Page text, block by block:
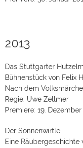
2013
Das Stuttgarter
Bühnenstück von Felix
Nach dem
Regie: Uwe Zellmer
Premiere: 19. Dezember
Der Sonnenwirtle
Eine Räubergeschichte